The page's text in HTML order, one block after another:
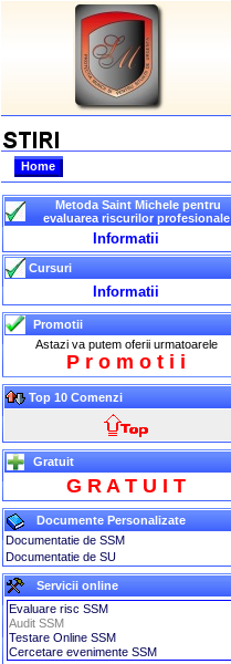
Home
Metoda Saint Michele pentru
evaluarea riscurilor profesionale
Informatii
Cursuri
Informatii
Promotii
Astazi va putem oferii urmatoarele
P r o m o t i i
Top 10 Comenzi
Gratuit
G R A T U I T
Documente Personalizate
Documentatie de SSM
Documentatie de SU
Servicii online
Evaluare risc SSM
Audit SSM
Testare Online SSM
Cercetare evenimente SSM